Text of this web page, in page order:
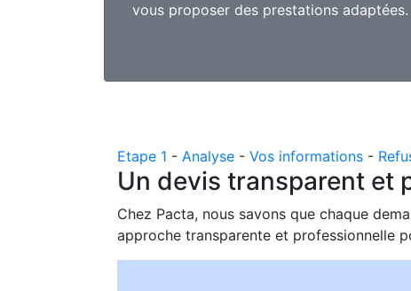
vous proposer des prestations
Etape 1 - Analyse - Vos informations -
Un devis transparent et
Chez Pacta, nous savons que chaque
approche transparente et professionnelle